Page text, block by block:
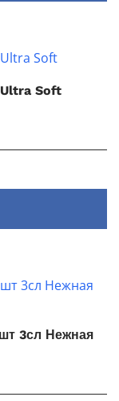
Ultra Soft
3сл Нежная